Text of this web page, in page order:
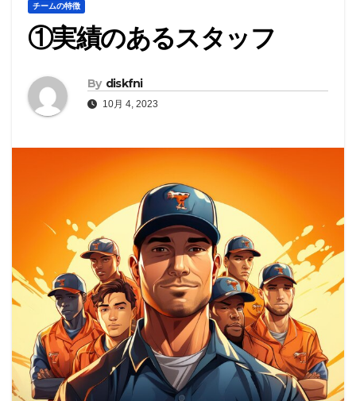
チームの特徴
①実績のあるスタッフ
By diskfni
10月 4, 2023